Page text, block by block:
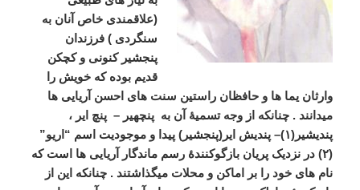
(علاقمندی خاص آنان به
سنگردی ) فرزندان
پنجشیر کنونی و کچکن
قدیم بوده که خویش را
وارثان یما ها و حافظان راستین سنت های احسن آریایی ها
میدانند . چنانکه از وجه تسمیۀ آن به پنچهیر – پنچ ایر ،
پندیشیر(۱)
– پندیش ایر(پنجشیر) پیدا و موجودیت اسم “اریو”
(۲)
در نزدیک پریان بازگوکنندۀ رسم ماندگار آریایی ها است که
نام های خود را بر اماکن و محلات میگذاشتند . چنانکه این از